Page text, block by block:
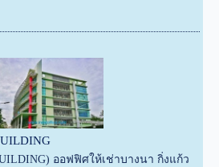
ออฟฟิศให้เช่าบางนา กิ่งแก้ว